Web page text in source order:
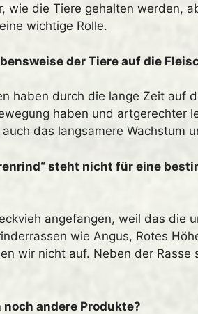
wie die Tiere gehalten werden,
wichtige Rolle.
der Tiere auf die
haben durch die lange Zeit auf
haben und artgerechter
das langsamere
steht nicht für eine
angefangen, weil das die
wie Angus, Rotes
wir nicht auf. Neben der
andere Produkte?